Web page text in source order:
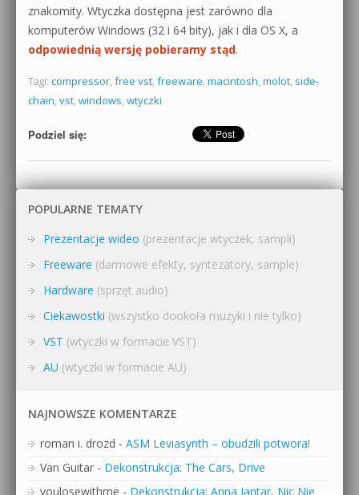
znakomity. Wtyczka dostępna jest zarówno dla
komputerów Windows (32 i 64 bity), jak i dla OS X, a
odpowiednią wersję pobieramy stąd.
Tagi: compressor, free vst, freeware, macintosh, molot, side-
chain, vst, windows, wtyczki
Podziel się:
POPULARNE TEMATY
Prezentacje wideo (prezentacje wtyczek, sampli)
Freeware (darmowe efekty, syntezatory, sample)
Hardware (sprzęt audio)
Ciekawostki (wszystko dookoła muzyki i nie tylko)
VST (wtyczki w formacie VST)
AU (wtyczki w formacie AU)
NAJNOWSZE KOMENTARZE
roman i. drozd - ASM Leviasynth – obudzili potwora!
Van Guitar - Dekonstrukcja: The Cars, Drive
youlosewithme - Dekonstrukcja: Anna Jantar, Nic Nie